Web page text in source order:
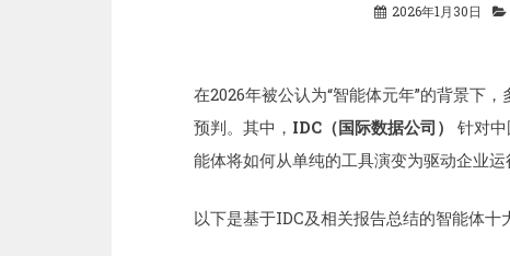
2026年1月30日
在2026年被公认为“智能体元年”的背景下
预判。其中， IDC（国际数据公司）
针对
能体将如何从单纯的工具演变为驱动企业运
以下是基于IDC及相关报告总结的智能体十